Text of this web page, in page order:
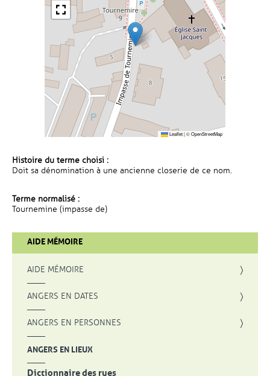
Leaflet|©OpenStreetMap
Histoire du terme choisi :
Doit sa dénomination à une ancienne closerie de ce nom.
Terme normalisé :
Tournemine (impasse de)
AIDE MÉMOIRE
AIDE MÉMOIRE
ANGERS EN DATES
ANGERS EN PERSONNES
ANGERS EN LIEUX
Dictionnaire des rues